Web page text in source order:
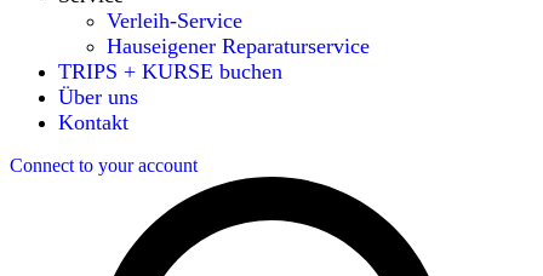
Verleih-Service
Hauseigener Reparaturservice
TRIPS + KURSE buchen
Über uns
Kontakt
Connect to your account